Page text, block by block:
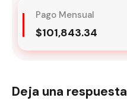
Pago Mensual
$101,843.34
Deja una respuesta